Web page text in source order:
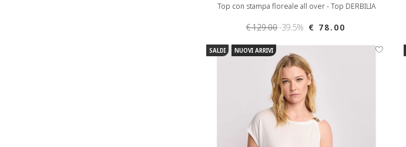
Top con stampa floreale all over - Top DERBILIA
€ 129.00-39.5% € 78.00
SALDI NUOVI ARRIVI